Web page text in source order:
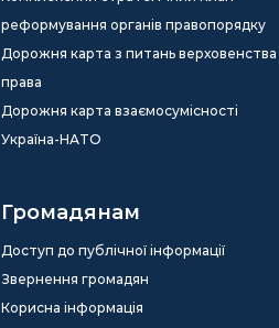
реформування органів правопорядку
Дорожня карта з питань верховенства
права
Дорожня карта взаємосумісності
Україна-НАТО
Громадянам
Доступ до публічної інформації
Звернення громадян
Корисна інформація